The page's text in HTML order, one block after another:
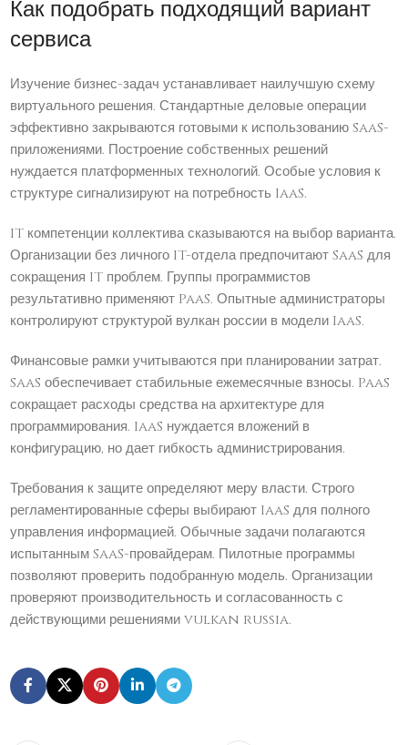
Как подобрать подходящий вариант
сервиса
Изучение бизнес-задач устанавливает наилучшую схему
виртуального решения. Стандартные деловые операции
эффективно закрываются готовыми к использованию SaaS-
приложениями. Построение собственных решений
нуждается платформенных технологий. Особые условия к
структуре сигнализируют на потребность IaaS.
IT компетенции коллектива сказываются на выбор варианта.
Организации без личного IT-отдела предпочитают SaaS для
сокращения IT проблем. Группы программистов
результативно применяют PaaS. Опытные администраторы
контролируют структурой вулкан россии в модели IaaS.
Финансовые рамки учитываются при планировании затрат.
SaaS обеспечивает стабильные ежемесячные взносы. PaaS
сокращает расходы средства на архитектуре для
программирования. IaaS нуждается вложений в
конфигурацию, но дает гибкость администрирования.
Требования к защите определяют меру власти. Строго
регламентированные сферы выбирают IaaS для полного
управления информацией. Обычные задачи полагаются
испытанным SaaS-провайдерам. Пилотные программы
позволяют проверить подобранную модель. Организации
проверяют производительность и согласованность с
действующими решениями vulkan russia.